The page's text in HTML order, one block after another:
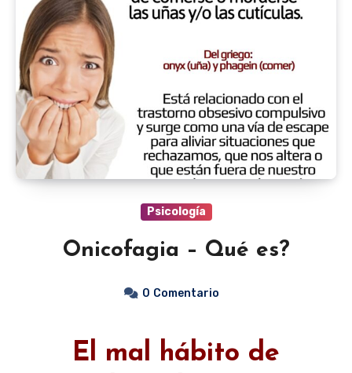
Psicología
Onicofagia – Qué es?
0 Comentario
El mal hábito de